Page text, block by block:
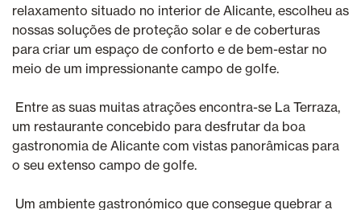
relaxamento situado no interior de Alicante, escolheu as
nossas soluções de proteção solar e de coberturas
para criar um espaço de conforto e de bem-estar no
meio de um impressionante campo de golfe.
Entre as suas muitas atrações encontra-se La Terraza,
um restaurante concebido para desfrutar da boa
gastronomia de Alicante com vistas panorâmicas para
o seu extenso campo de golfe.
Um ambiente gastronómico que consegue quebrar a